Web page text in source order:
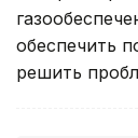
обеспечить
решить